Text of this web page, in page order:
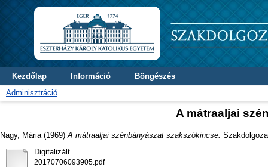
Kezdőlap Információ
Böngészés
Adminisztráció
A mátraaljai
Nagy, Mária (1969) A mátraaljai szénbányászat szakszókincse.
Digitalizált
20170706093905.pdf